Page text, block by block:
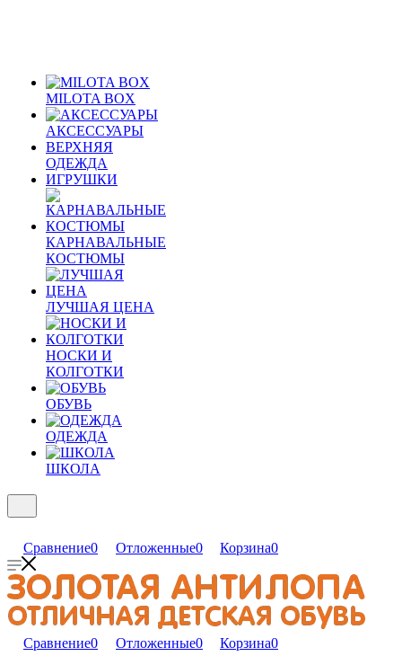
MILOTA BOX
АКСЕССУАРЫ
ВЕРХНЯЯ
ОДЕЖДА
ИГРУШКИ
КАРНАВАЛЬНЫЕ
КОСТЮМЫ
ЛУЧШАЯ ЦЕНА
НОСКИ И
КОЛГОТКИ
ОБУВЬ
ОДЕЖДА
ШКОЛА
Сравнение0 Отложенные0 Корзина0
Сравнение0 Отложенные0 Корзина0